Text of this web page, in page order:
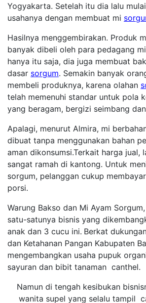
Yogyakarta. Setelah itu dia lalu
usahanya dengan membuat mi
Hasilnya menggembirakan. Produk
banyak dibeli oleh para pedagang
hanya itu saja, dia juga membuat
dasar sorgum. Semakin banyak
membeli produknya, karena olahan
telah memenuhi standar untuk pola
yang beragam, bergizi seimbang
Apalagi, menurut Almira, mi
dibuat tanpa menggunakan bahan
aman dikonsumsi.Terkait harga jual,
sangat ramah di kantong. Untuk
sorgum, pelanggan cukup
porsi.
Warung Bakso dan Mi Ayam
satu-satunya bisnis yang
anak dan 3 cucu ini. Berkat d
dan Ketahanan Pangan Kabupaten
mengembangkan usaha pupuk
sayuran dan bibit tanaman canthel.
Namun di tengah kesibukan
wanita supel yang selalu tampil